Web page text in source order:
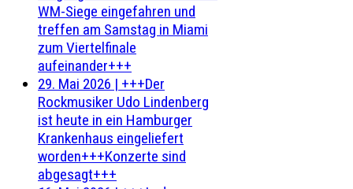
WM-Siege eingefahren und
treffen am Samstag in Miami
zum Viertelfinale
aufeinander+++
29. Mai 2026 | +++Der
Rockmusiker Udo Lindenberg
ist heute in ein Hamburger
Krankenhaus eingeliefert
worden+++Konzerte sind
abgesagt+++